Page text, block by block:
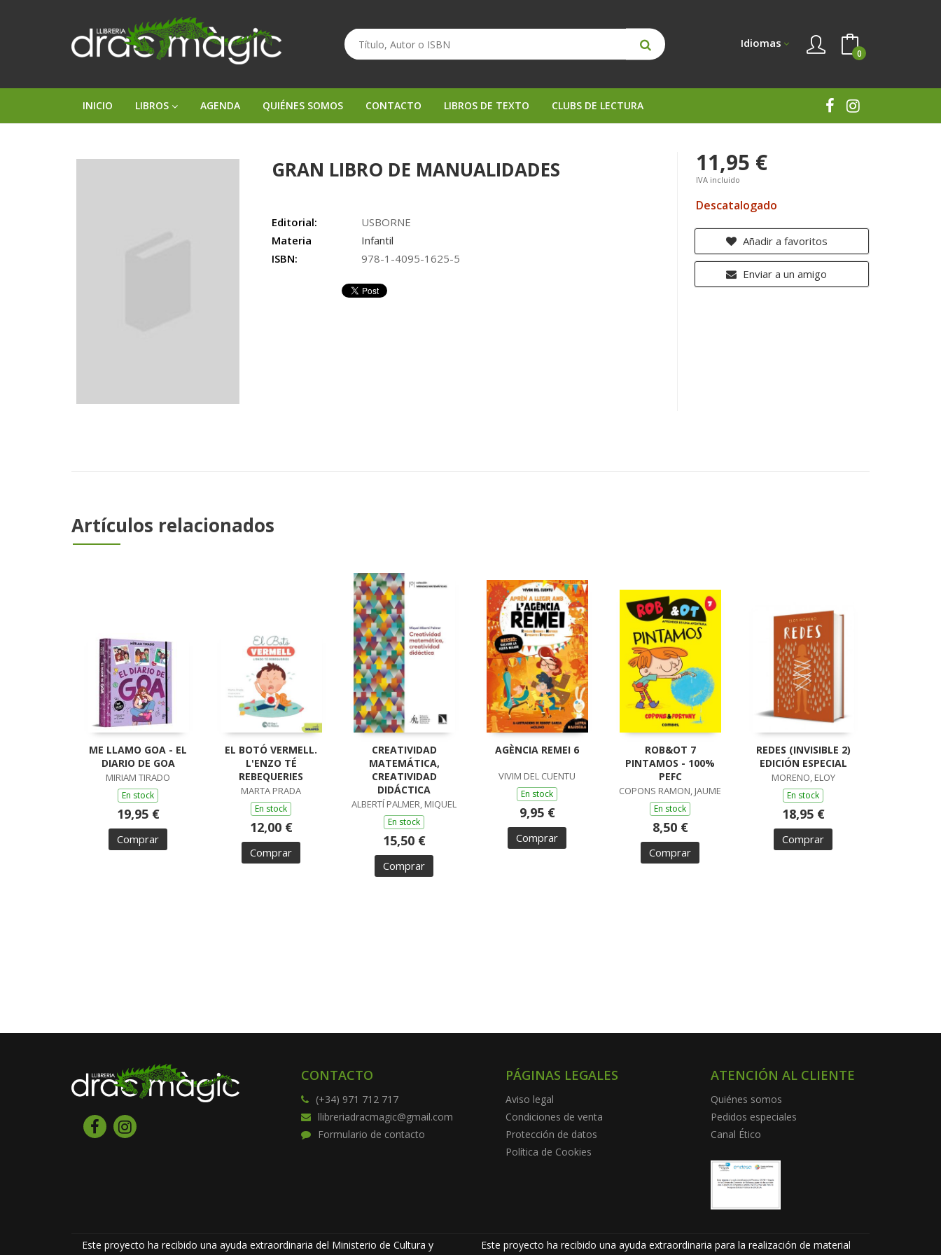
Idiomas
0
INICIO LIBROS AGENDA QUIÉNES SOMOS CONTACTO LIBROS DE TEXTO CLUBS DE LECTURA
GRAN LIBRO DE MANUALIDADES
Editorial:
USBORNE
Materia
Infantil
ISBN:
978-1-4095-1625-5
11,95 €
IVA incluido
Descatalogado
Añadir a favoritos
Enviar a un amigo
Artículos relacionados
ME LLAMO GOA - EL
DIARIO DE GOA
MIRIAM TIRADO
En stock
19,95 €
Comprar
EL BOTÓ VERMELL.
L'ENZO TÉ
REBEQUERIES
MARTA PRADA
En stock
12,00 €
Comprar
CREATIVIDAD
MATEMÁTICA,
CREATIVIDAD
DIDÁCTICA
ALBERTÍ PALMER, MIQUEL
En stock
15,50 €
Comprar
AGÈNCIA REMEI 6
VIVIM DEL CUENTU
En stock
9,95 €
Comprar
ROB&OT 7
PINTAMOS - 100%
PEFC
COPONS RAMON, JAUME
En stock
8,50 €
Comprar
REDES (INVISIBLE 2)
EDICIÓN ESPECIAL
MORENO, ELOY
En stock
18,95 €
Comprar
CONTACTO
(+34) 971 712 717
llibreriadracmagic@gmail.com
Formulario de contacto
PÁGINAS LEGALES
Aviso legal
Condiciones de venta
Protección de datos
Política de Cookies
ATENCIÓN AL CLIENTE
Quiénes somos
Pedidos especiales
Canal Ético
Este proyecto ha recibido una ayuda extraordinaria del Ministerio de Cultura y
Este proyecto ha recibido una ayuda extraordinaria para la realización de material